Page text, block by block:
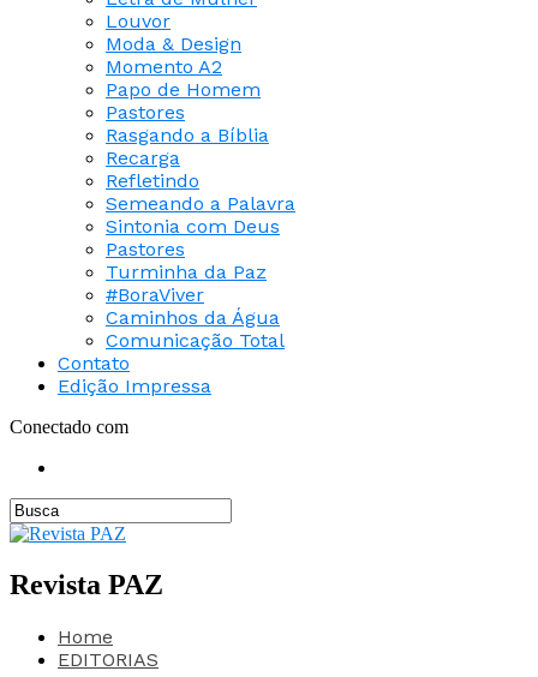
Louvor
Moda & Design
Momento A2
Papo de Homem
Pastores
Rasgando a Bíblia
Recarga
Refletindo
Semeando a Palavra
Sintonia com Deus
Pastores
Turminha da Paz
#BoraViver
Caminhos da Água
Comunicação Total
Contato
Edição Impressa
Conectado com
Revista PAZ
Home
EDITORIAS